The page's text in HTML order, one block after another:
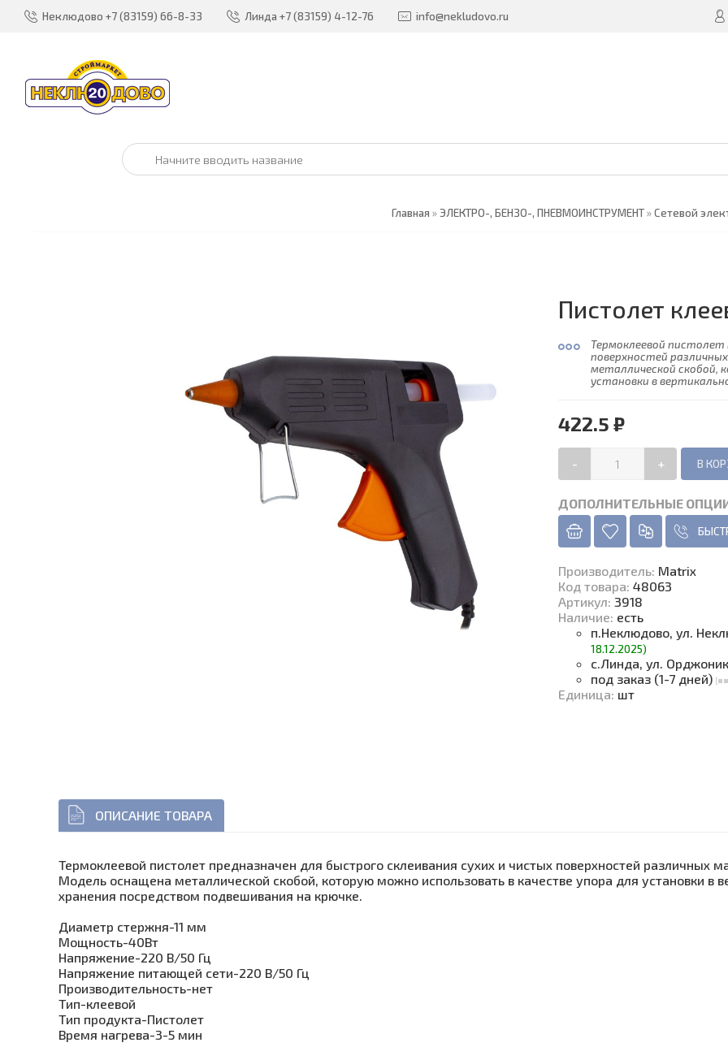
Неклюдово +7 (83159) 66-8-33 Линда +7 (83159) 4-12-76 info@nekludovo.ru
Главная »ЭЛЕКТРО-, БЕНЗО-, ПНЕВМОИНСТРУМЕНТ»Сетевой
Пистолет
Термоклеевой пистолет
поверхностей
металлической скобой,
установки в
422.5 ₽
- +
ДОПОЛНИТЕЛЬНЫЕ
Производитель: Matrix
Код товара: 48063
Артикул: 3918
Наличие: есть
п.Неклюдово, ул.
18.12.2025)
с.Линда, ул.
под заказ (1-7 дней)
Единица: шт
ОПИСАНИЕ ТОВАРА
Термоклеевой пистолет предназначен для быстрого склеивания сухих и чистых поверхностей различных
Модель оснащена металлической скобой, которую можно использовать в качестве упора для установки в
хранения посредством подвешивания на крючке.
Диаметр стержня-11 мм
Мощность-40Вт
Напряжение-220 В/50 Гц
Напряжение питающей сети-220 В/50 Гц
Производительность-нет
Тип-клеевой
Тип продукта-Пистолет
Время нагрева-3-5 мин